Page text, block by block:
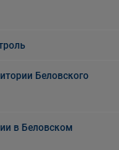
Беловского
в Беловском